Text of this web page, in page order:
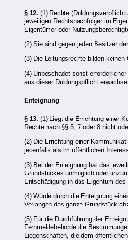
§ 12. (1) Rechte
jeweiligen Rechtsnachfolger im
Eigentümer oder
(2) Sie sind gegen jeden Besitzer
(3) Die Leitungsrechte bilden keinen
(4) Unbeschadet sonst
aus dieser Duldungspflicht
Enteignung
§ 13. (1) Liegt die Errichtung einer
Rechte nach §§ 5, 7 oder 8 nicht
(2) Die Errichtung einer
jedenfalls als im öffentlichen
(3) Bei der Enteignung hat das
Grundstückes unmöglich oder
Entschädigung in das Eigentum
(4) Würde durch die Enteignung
Verlangen das ganze Grundstück
(5) Für die Durchführung der
Fernmeldebehörde die
Liegenschaften, die dem